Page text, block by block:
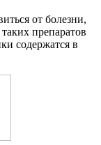
от болезни,
препаратов
содержатся в